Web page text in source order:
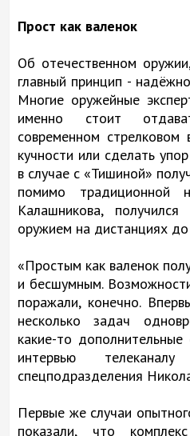
Прост как валенок
Об отечественном
главный принцип -
Многие оружейные
именно стоит
современном стрелковом
кучности или сделать
в случае с «Тишиной»
помимо традиционной
Калашникова,
оружием на дистанциях
«Простым как валенок
и бесшумным.
поражали, конечно.
несколько задач
какие-то дополнительные
интервью
спецподразделения
Первые же случаи
показали, что